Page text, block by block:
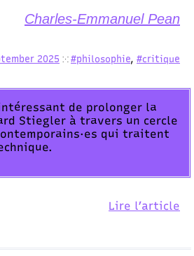
Charles-Emmanuel Pean
2025 ⁙ #philosophie, #critique
de prolonger la
Stiegler à travers un cercle
qui traitent
Lire l’article